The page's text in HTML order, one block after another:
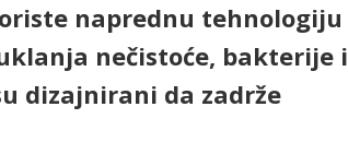
naprednu tehnologiju
nečistoće, bakterije i
dizajnirani da zadrže